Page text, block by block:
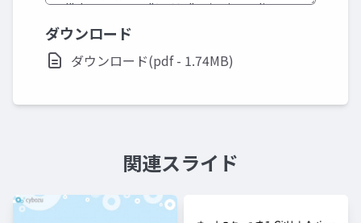
ダウンロード
ダウンロード(pdf - 1.74MB)
関連スライド